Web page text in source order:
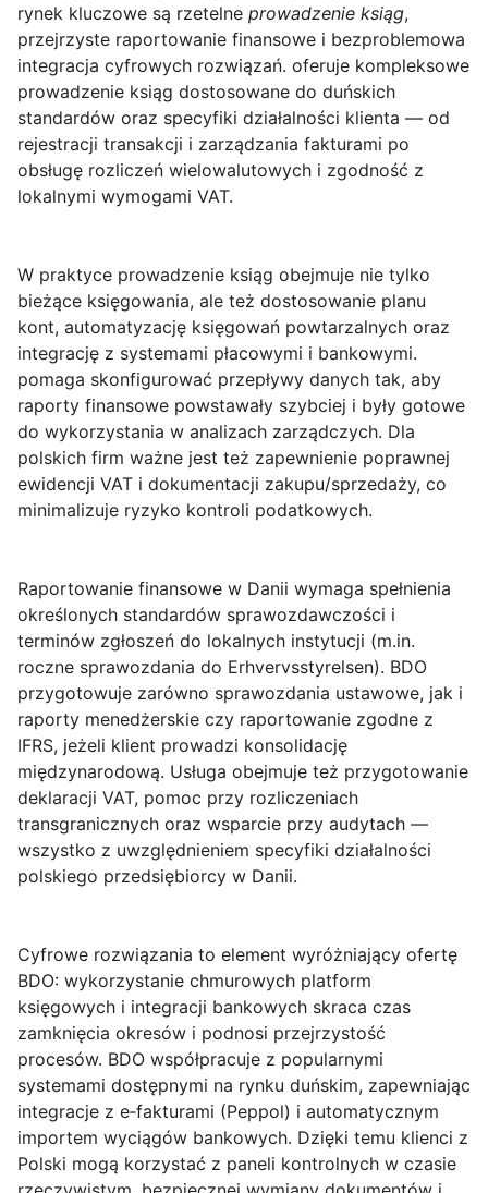
rynek kluczowe są rzetelne prowadzenie ksiąg,
przejrzyste raportowanie finansowe i bezproblemowa
integracja cyfrowych rozwiązań. oferuje kompleksowe
prowadzenie ksiąg dostosowane do duńskich
standardów oraz specyfiki działalności klienta — od
rejestracji transakcji i zarządzania fakturami po
obsługę rozliczeń wielowalutowych i zgodność z
lokalnymi wymogami VAT.
W praktyce prowadzenie ksiąg obejmuje nie tylko
bieżące księgowania, ale też dostosowanie planu
kont, automatyzację księgowań powtarzalnych oraz
integrację z systemami płacowymi i bankowymi.
pomaga skonfigurować przepływy danych tak, aby
raporty finansowe powstawały szybciej i były gotowe
do wykorzystania w analizach zarządczych. Dla
polskich firm ważne jest też zapewnienie poprawnej
ewidencji VAT i dokumentacji zakupu/sprzedaży, co
minimalizuje ryzyko kontroli podatkowych.
Raportowanie finansowe w Danii wymaga spełnienia
określonych standardów sprawozdawczości i
terminów zgłoszeń do lokalnych instytucji (m.in.
roczne sprawozdania do Erhvervsstyrelsen). BDO
przygotowuje zarówno sprawozdania ustawowe, jak i
raporty menedżerskie czy raportowanie zgodne z
IFRS, jeżeli klient prowadzi konsolidację
międzynarodową. Usługa obejmuje też przygotowanie
deklaracji VAT, pomoc przy rozliczeniach
transgranicznych oraz wsparcie przy audytach —
wszystko z uwzględnieniem specyfiki działalności
polskiego przedsiębiorcy w Danii.
Cyfrowe rozwiązania to element wyróżniający ofertę
BDO: wykorzystanie chmurowych platform
księgowych i integracji bankowych skraca czas
zamknięcia okresów i podnosi przejrzystość
procesów. BDO współpracuje z popularnymi
systemami dostępnymi na rynku duńskim, zapewniając
integracje z e‑fakturami (Peppol) i automatycznym
importem wyciągów bankowych. Dzięki temu klienci z
Polski mogą korzystać z paneli kontrolnych w czasie